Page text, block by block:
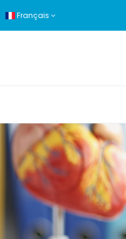
Français